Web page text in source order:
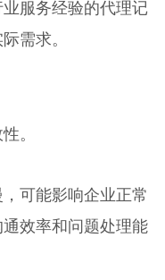
服务经验的代理记
需求。
。
可能影响企业正常
效率和问题处理能